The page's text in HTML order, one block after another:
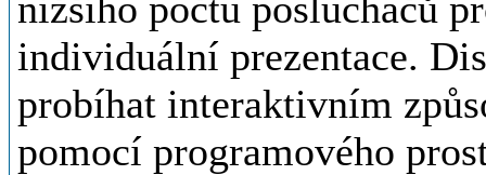
individuální prezentace.
probíhat interaktivním
pomocí programového